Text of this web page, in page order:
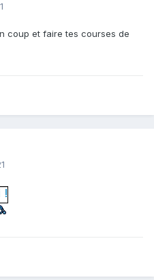
coup et faire tes courses de